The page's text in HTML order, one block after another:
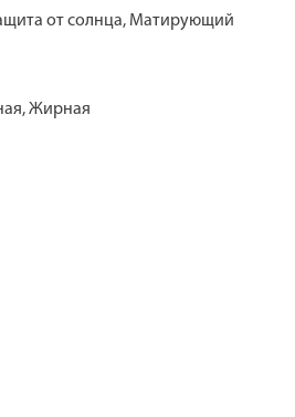
от солнца, Матирующий
Жирная